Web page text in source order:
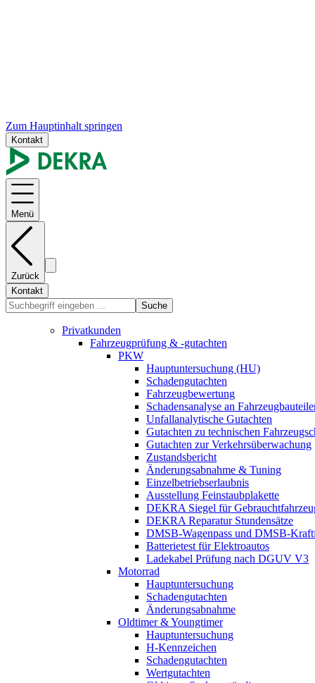
Zum Hauptinhalt springen
Kontakt
Menü
Zurück
Kontakt
Suche
Privatkunden
Fahrzeugprüfung & -gutachten
PKW
Hauptuntersuchung (HU)
Schadengutachten
Fahrzeugbewertung
Schadensanalyse an
Unfallanalytische Gutachten
Gutachten zu technischen
Gutachten zur Verkehrsüberwachung
Zustandsbericht
Änderungsabnahme & Tuning
Einzelbetriebserlaubnis
Ausstellung Feinstaubplakette
DEKRA Siegel für
DEKRA Reparatur Stundensätze
DMSB-Wagenpass und DMSB-
Batterietest für Elektroautos
Ladekabel Prüfung nach DGUV V3
Motorrad
Hauptuntersuchung
Schadengutachten
Änderungsabnahme
Oldtimer & Youngtimer
Hauptuntersuchung
H-Kennzeichen
Schadengutachten
Wertgutachten